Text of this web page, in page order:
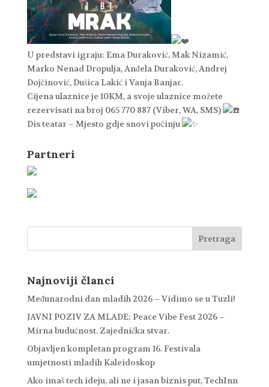
U predstavi igraju: Ema Duraković, Mak Nizamić,
Marko Nenad Dropulja, Anđela Duraković, Andrej
Dojčinović, Dušica Lakić i Vanja Banjac.
Cijena ulaznice je 10KM, a svoje ulaznice možete
rezervisati na broj 065 770 887 (Viber, WA, SMS)
Dis teatar – Mjesto gdje snovi počinju
Partneri
Najnoviji članci
Međunarodni dan mladih 2026 – Vidimo se u Tuzli!
JAVNI POZIV ZA MLADE: Peace Vibe Fest 2026 –
Mirna budućnost. Zajednička stvar.
Objavljen kompletan program 16. Festivala
umjetnosti mladih Kaleidoskop
Ako imaš tech ideju, ali ne i jasan biznis put, TechInn